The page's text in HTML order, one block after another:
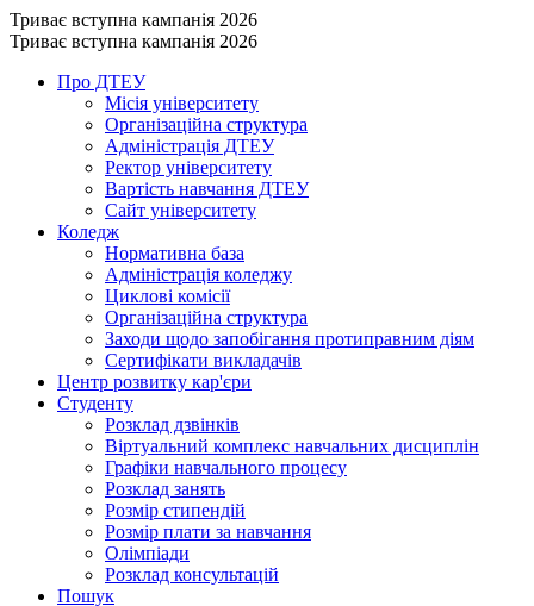
Триває вступна кампанія 2026
Триває вступна кампанія 2026
Про ДТЕУ
Місія університету
Організаційна структура
Адміністрація ДТЕУ
Ректор університету
Вартість навчання ДТЕУ
Сайт університету
Коледж
Нормативна база
Адміністрація коледжу
Циклові комісії
Організаційна структура
Заходи щодо запобігання протиправним діям
Сертифікати викладачів
Центр розвитку кар'єри
Студенту
Розклад дзвінків
Віртуальний комплекс навчальних дисциплін
Графіки навчального процесу
Розклад занять
Розмір стипендій
Розмір плати за навчання
Олімпіади
Розклад консультацій
Пошук